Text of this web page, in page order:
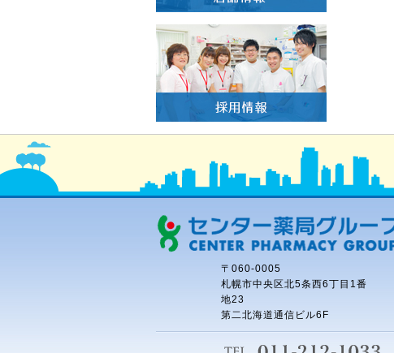
〒060-0005
札幌市中央区北5条西6丁目1番
地23
第二北海道通信ビル6F